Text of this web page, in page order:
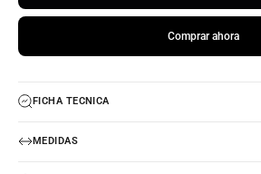
Comprar ahora
FICHA TECNICA
MEDIDAS